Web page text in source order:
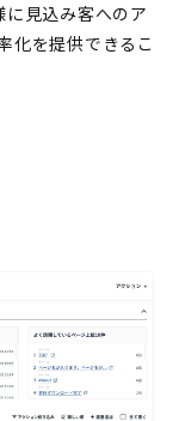
に見込み客へのア
化を提供できるこ